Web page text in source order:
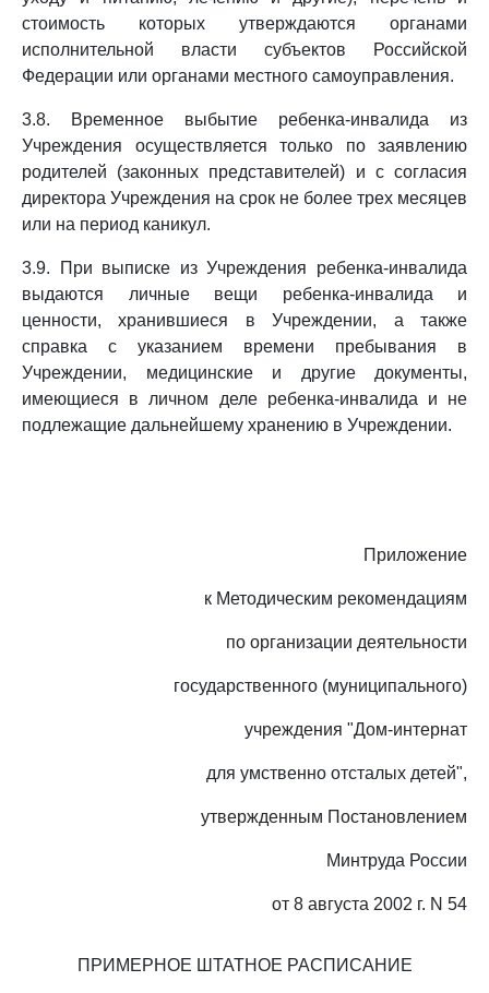
стоимость которых утверждаются органами
исполнительной власти субъектов Российской
Федерации или органами местного самоуправления.
3.8. Временное выбытие ребенка-инвалида из
Учреждения осуществляется только по заявлению
родителей (законных представителей) и с согласия
директора Учреждения на срок не более трех месяцев
или на период каникул.
3.9. При выписке из Учреждения ребенка-инвалида
выдаются личные вещи ребенка-инвалида и
ценности, хранившиеся в Учреждении, а также
справка с указанием времени пребывания в
Учреждении, медицинские и другие документы,
имеющиеся в личном деле ребенка-инвалида и не
подлежащие дальнейшему хранению в Учреждении.
Приложение
к Методическим рекомендациям
по организации деятельности
государственного (муниципального)
учреждения "Дом-интернат
для умственно отсталых детей",
утвержденным Постановлением
Минтруда России
от 8 августа 2002 г. N 54
ПРИМЕРНОЕ ШТАТНОЕ РАСПИСАНИЕ